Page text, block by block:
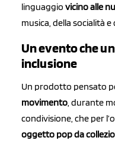
linguaggio vicino alle
musica, della socialità e
Un evento che
inclusione
Un prodotto pensato
movimento, durante
condivisione, che per
oggetto pop da